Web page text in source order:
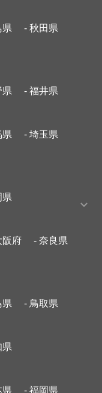
県
- 秋田県
県 - 福井県
県
- 埼玉県
県
阪府
- 奈良県
県 - 鳥取県
県
県 - 福岡県